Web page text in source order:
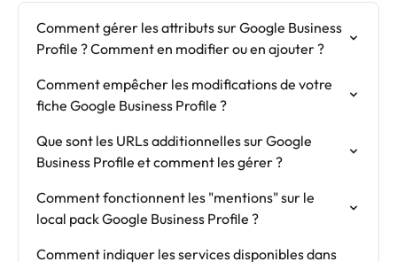
Comment gérer les attributs sur Google Business
Profile ? Comment en modifier ou en ajouter ?
Comment empêcher les modifications de votre
fiche Google Business Profile ?
Que sont les URLs additionnelles sur Google
Business Profile et comment les gérer ?
Comment fonctionnent les "mentions" sur le
local pack Google Business Profile ?
Comment indiquer les services disponibles dans